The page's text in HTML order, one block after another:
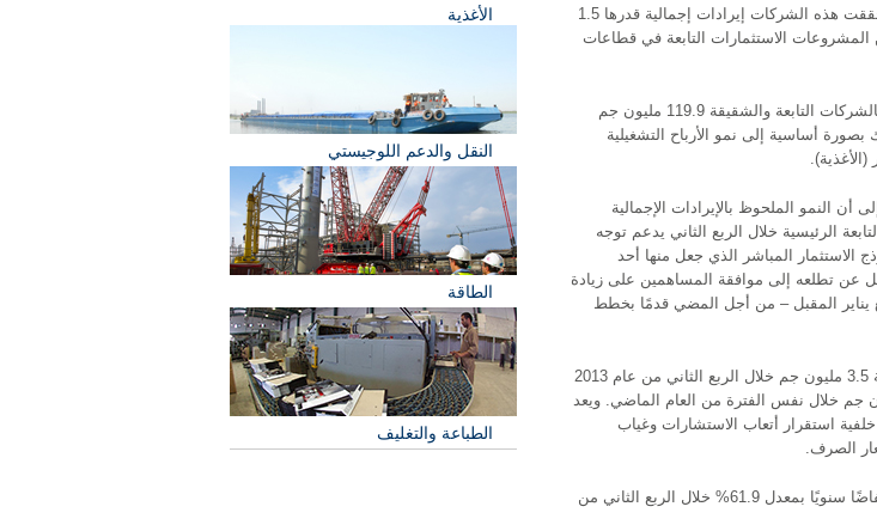
قطاعات إستراتيجية تشمل الطاقة والنقل والأغذية والتعدين والأسمنت، حيث حققت هذه الشركات إيرادات إجمالية قدرها 1.5
المسجلة من المشروعات الاستثمارات التابعة في قطاعات
بلغ إجمالي الأرباح التشغيلية قبل خصم الضرائب والفوائد والإهلاك والاستهلاك بالشركات التابعة والشقيقة 119.9 مليون جم
ارتفاع سنوي بمعدل 12.9% مما يرجع ذلك بصورة أساسية إلى نمو الأرباح التشغيلية
النمو الملحوظ بالإيرادات الإجمالية
الرئيسية خلال الربع الثاني يدعم توجه
الاستثمار المباشر الذي جعل منها أحد
عن تطلعه إلى موافقة المساهمين على زيادة
أو مطلع يناير المقبل – من أجل المضي قدمًا بخطط
وعلى صعيد النتائج المالية غير المجمعة، سجلت شركة القلعة صافي أرباح بقيمة 3.5 مليون جم خلال الربع الثاني من عام 2013
بقيمة 21.1 مليون جم، وذلك مقابل صافي خسائر بقيمة 9.2 مليون جم خلال نفس الفترة من العام الماضي. ويعد
استقرار أتعاب الاستشارات وغياب
الصرف.
وسجلت النتائج المالية المجمعة للشركة صافي خسائر بقيمة 47.3 فيما يعد انخفاضًا سنويًا بمعدل 61.9% خلال الربع الثاني من
الأغذية
النقل والدعم اللوجيستي
الطاقة
الطباعة والتغليف